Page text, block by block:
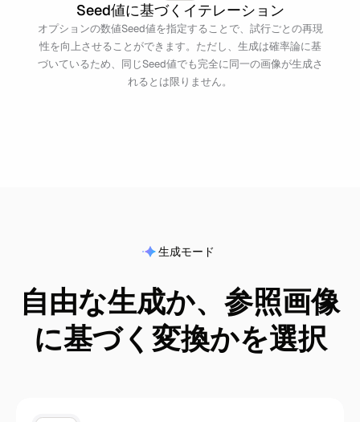
Seed値に基づくイテレーション
オプションの数値Seed値を指定することで、試行ごとの再現
性を向上させることができます。ただし、生成は確率論に基
づいているため、同じSeed値でも完全に同一の画像が生成さ
れるとは限りません。
生成モード
自由な生成か、参照画像
に基づく変換かを選択